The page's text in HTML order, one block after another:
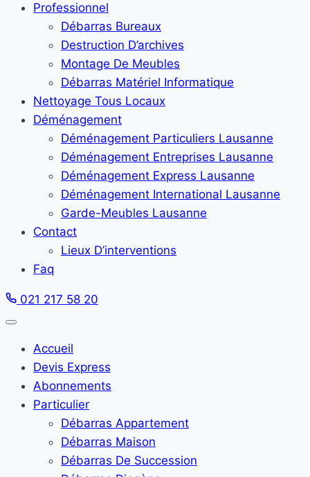
Professionnel
Débarras Bureaux
Destruction D’archives
Montage De Meubles
Débarras Matériel Informatique
Nettoyage Tous Locaux
Déménagement
Déménagement Particuliers Lausanne
Déménagement Entreprises Lausanne
Déménagement Express Lausanne
Déménagement International Lausanne
Garde-Meubles Lausanne
Contact
Lieux D’interventions
Faq
021 217 58 20
Accueil
Devis Express
Abonnements
Particulier
Débarras Appartement
Débarras Maison
Débarras De Succession